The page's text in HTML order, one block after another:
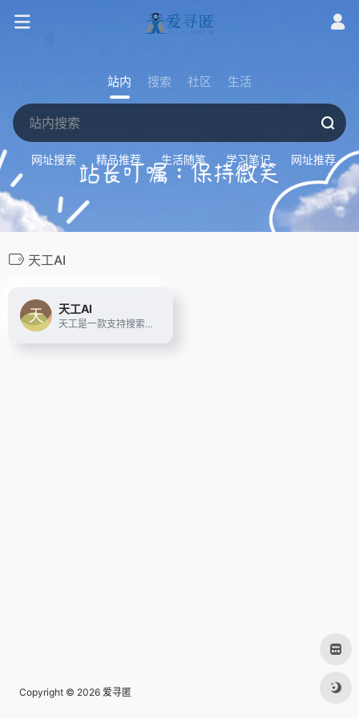
站内 搜索 社区 生活
网址搜索 精品推荐 生活随笔 学习笔记 网址推荐
天工AI
天工AI
天工是一款支持搜索、写作、对话、文档分析、画画、做PPT的全能型AI助手。你可以借助AI技术，检索信息、多语言翻译、写论文、写代码、写方案、写汇报、做PPT、归纳总结文档和音频视频，还可以智能编辑彩页和宝典，让AI生成高质量彩页内容，收获点赞关注。
Copyright © 2026 爱寻匿